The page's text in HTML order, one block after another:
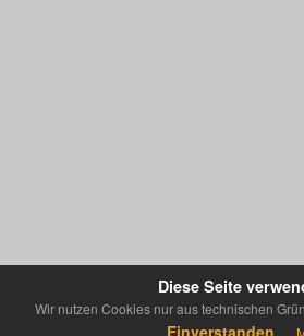
Diese Seite
Wir nutzen Cookies nur aus technischen
Einverstanden